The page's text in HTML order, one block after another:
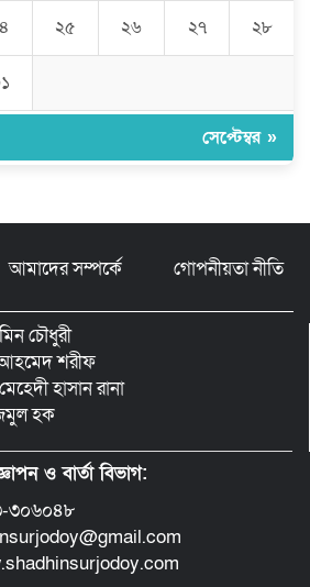
ফেন্সিডিল ও ৩২ হাজার টাকা উদ্ধার, আটক ১
মাদকবিরোধী ক্যাম্পেইন
ফয়জুন্নেসা চৌধুরানী স্বর্ণপদক’ পেলেন কবি
এম. আব্দুল কাইয়ুম
২৫ ২৬ ২৭ ২৮
সেপ্টেম্বর »
আমাদের সম্পর্কে গোপনীয়তা নীতি
চৌধুরী
শরীফ
হাসান রানা
হক
ও বার্তা বিভাগ:
৩০৬০৪৮